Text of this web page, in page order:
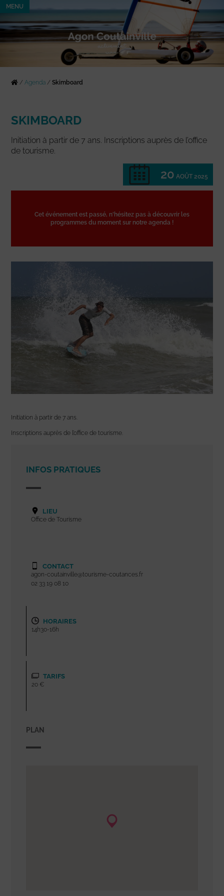
MENU
/Agenda /Skimboard
SKIMBOARD
Initiation à partir de 7 ans. Inscriptions auprès de l’office
de tourisme.
20 AOÛT 2025
Cet événement est passé, n'hésitez pas à découvrir les
programmes du moment sur notre agenda !
Initiation à partir de 7 ans.
Inscriptions auprès de l’office de tourisme.
INFOS PRATIQUES
LIEU
Office de Tourisme
CONTACT
agon-coutainville@tourisme-coutances.fr
02 33 19 08 10
HORAIRES
14h30-16h
TARIFS
20 €
PLAN